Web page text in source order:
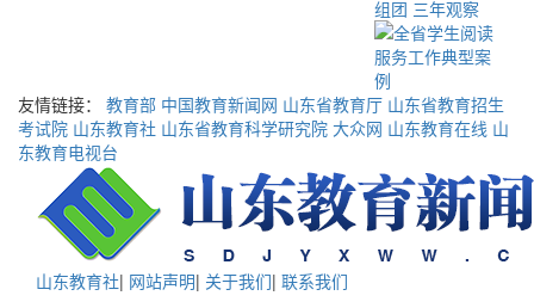
友情链接： 教育部 中国教育新闻网 山东省教育厅 山东省教育招生
考试院 山东教育社 山东省教育科学研究院 大众网 山东教育在线 山
东教育电视台
山东教育社| 网站声明| 关于我们| 联系我们